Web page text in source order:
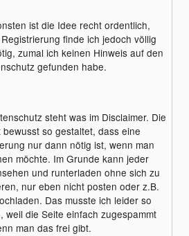
ist die Idee recht ordentlich,
finde ich jedoch völlig
zumal ich keinen Hinweis auf den
gefunden habe.
steht was im Disclaimer. Die
bewusst so gestaltet, dass eine
nur dann nötig ist, wenn man
möchte. Im Grunde kann jeder
und runterladen ohne sich zu
nur eben nicht posten oder z.B.
Das musste ich leider so
weil die Seite einfach zugespammt
man das frei gibt.